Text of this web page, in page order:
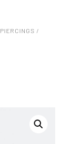
PIERCINGS /